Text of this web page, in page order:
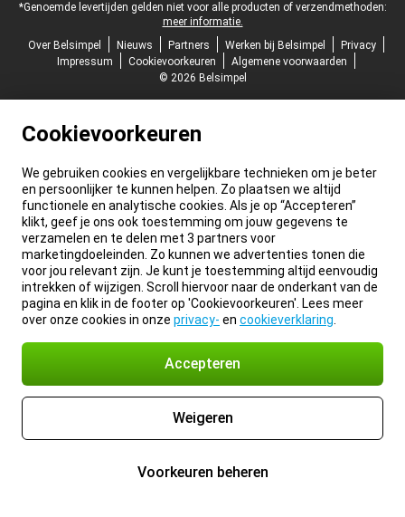
*Genoemde levertijden gelden niet voor alle producten of verzendmethoden:
meer informatie.
Over Belsimpel
Nieuws Partners Werken bij Belsimpel
Privacy
Impressum
Cookievoorkeuren
Algemene voorwaarden
© 2026 Belsimpel
Cookievoorkeuren
We gebruiken cookies en vergelijkbare technieken om je beter
en persoonlijker te kunnen helpen. Zo plaatsen we altijd
functionele en analytische cookies. Als je op “Accepteren”
klikt, geef je ons ook toestemming om jouw gegevens te
verzamelen en te delen met 3 partners voor
marketingdoeleinden. Zo kunnen we advertenties tonen die
voor jou relevant zijn. Je kunt je toestemming altijd eenvoudig
intrekken of wijzigen. Scroll hiervoor naar de onderkant van de
pagina en klik in de footer op 'Cookievoorkeuren'. Lees meer
over onze cookies in onze privacy- en cookieverklaring
Accepteren
Weigeren
Voorkeuren beheren